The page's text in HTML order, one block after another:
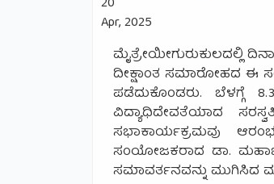
Apr, 2025
ಮೈತ್ರೇಯೀಗುರುಕುಲದಲ್ಲಿ
ದೀಕ್ಷಾಂತ ಸಮಾರೋಹದ ಈ
ಪಡೆದುಕೊಂಡರು. ಬೆಳಗ್ಗೆ
ವಿದ್ಯಾಧಿದೇವತೆಯಾದ
ಸಭಾಕಾರ್ಯಕ್ರಮವು
ಸಂಯೋಜಕರಾದ ಡಾ.
ಸಮಾವರ್ತನವನ್ನು ಮುಗಿಸಿದ